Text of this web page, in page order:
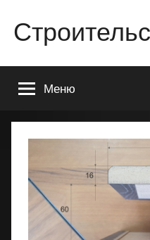
содержимому
строительстве
ремонте
Вашего
квартиры
Меню